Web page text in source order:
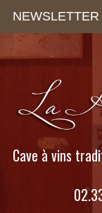
NEWSLETTER
Cave à vins
Panneau de